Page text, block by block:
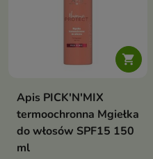

Apis PICK'N'MIX
termoochronna Mgiełka
do włosów SPF15 150
ml